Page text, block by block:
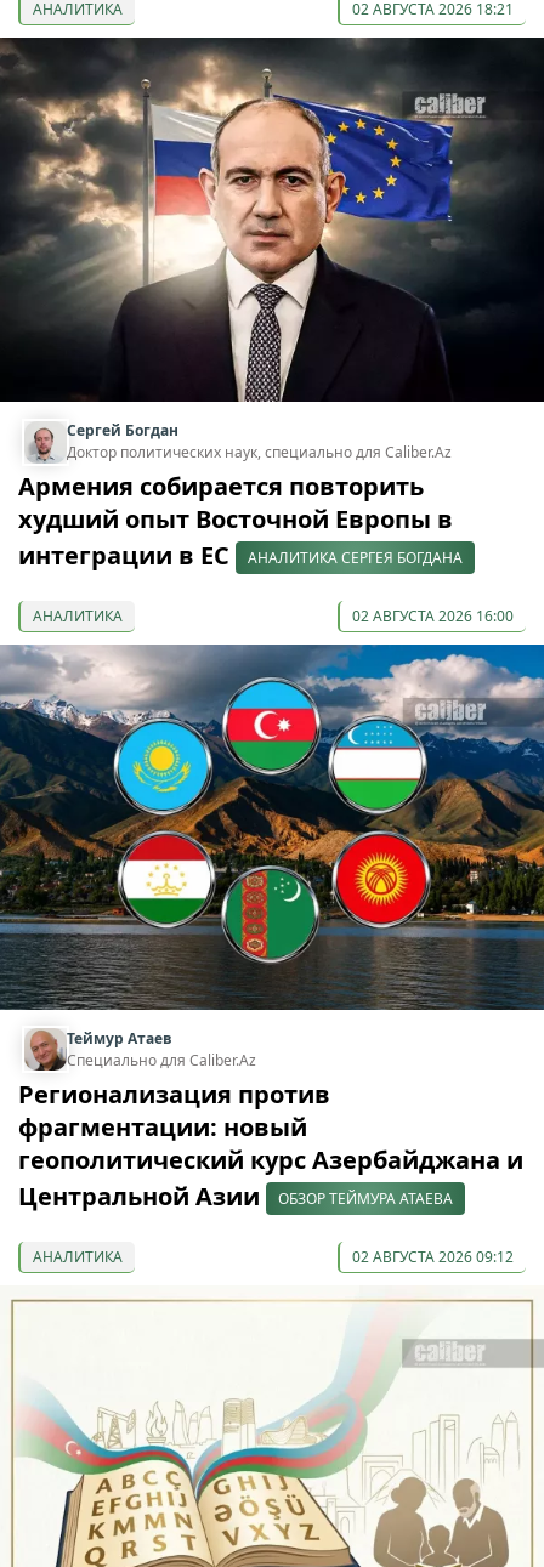
АНАЛИТИКА 02 АВГУСТА 2026 18:21
Сергей Богдан
Доктор политических наук, специально для Caliber.Az
Армения собирается повторить
худший опыт Восточной Европы в
интеграции в ЕС
АНАЛИТИКА СЕРГЕЯ БОГДАНА
АНАЛИТИКА 02 АВГУСТА 2026 16:00
Теймур Атаев
Специально для Caliber.Az
Регионализация против
фрагментации: новый
геополитический курс Азербайджана и
Центральной Азии
ОБЗОР ТЕЙМУРА АТАЕВА
АНАЛИТИКА 02 АВГУСТА 2026 09:12